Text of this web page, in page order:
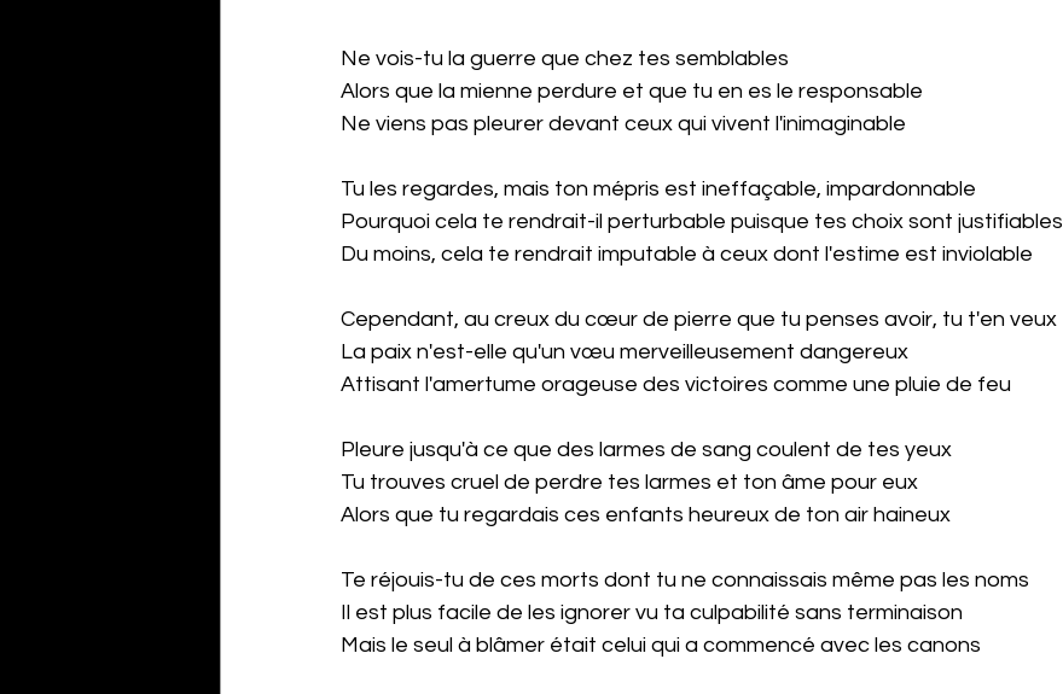
Ne vois-tu la guerre que chez tes semblables
Alors que la mienne perdure et que tu en es le responsable
Ne viens pas pleurer devant ceux qui vivent l'inimaginable
Tu les regardes, mais ton mépris est ineffaçable, impardonnable
Pourquoi cela te rendrait-il perturbable puisque tes choix sont justifiables
Du moins, cela te rendrait imputable à ceux dont l'estime est inviolable
Cependant, au creux du cœur de pierre que tu penses avoir, tu t'en veux
La paix n'est-elle qu'un vœu merveilleusement dangereux
Attisant l'amertume orageuse des victoires comme une pluie de feu
Pleure jusqu'à ce que des larmes de sang coulent de tes yeux
Tu trouves cruel de perdre tes larmes et ton âme pour eux
Alors que tu regardais ces enfants heureux de ton air haineux
Te réjouis-tu de ces morts dont tu ne connaissais même pas les noms
Il est plus facile de les ignorer vu ta culpabilité sans terminaison
Mais le seul à blâmer était celui qui a commencé avec les canons